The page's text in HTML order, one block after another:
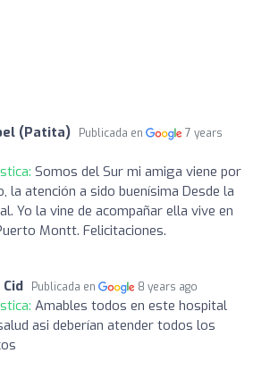
(Patita) Publicada en
7 years
Somos del Sur mi amiga viene por
la atención a sido buenísima Desde la
Yo la vine de acompañar ella vive en
Montt. Felicitaciones.
Publicada en 8 years ago
Amables todos en este hospital
asi deberían atender todos los